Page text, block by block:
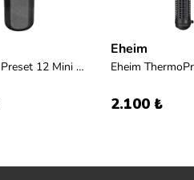
Sicce Jolly Preset 12 Mini Akvaryum Isıtıcısı
Eheim
2.100 ₺